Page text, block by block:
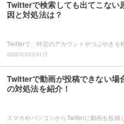
Twitterで検索しても出てこない
因と対処法は？
2022年03月01日
Twitterで動画が投稿できない場
の対処法を紹介！